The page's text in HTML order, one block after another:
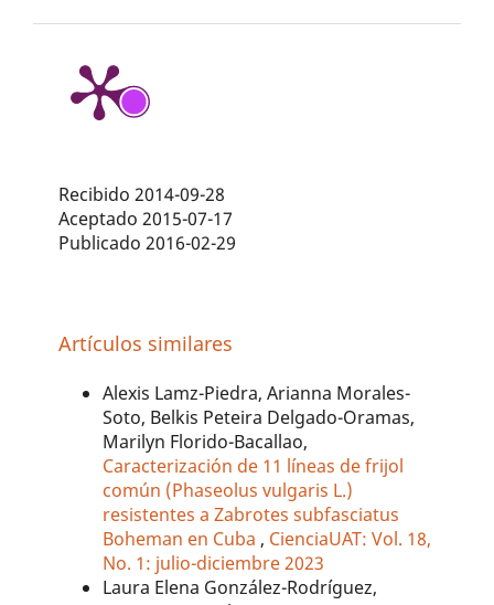
Recibido 2014-09-28
Aceptado 2015-07-17
Publicado 2016-02-29
Artículos similares
Alexis Lamz-Piedra, Arianna Morales-
Soto, Belkis Peteira Delgado-Oramas,
Marilyn Florido-Bacallao,
Caracterización de 11 líneas de frijol
común (Phaseolus vulgaris L.)
resistentes a Zabrotes subfasciatus
Boheman en Cuba , CienciaUAT: Vol. 18,
No. 1: julio-diciembre 2023
Laura Elena González-Rodríguez,